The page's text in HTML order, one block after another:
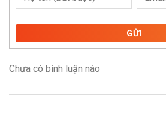
GỬI
Chưa có bình luận nào